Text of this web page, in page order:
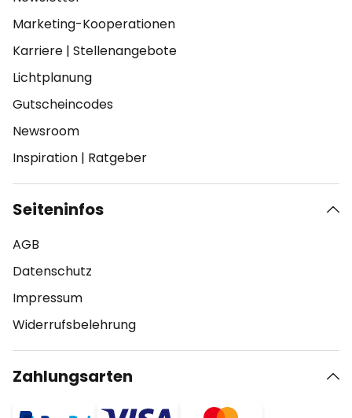
Marketing-Kooperationen
Karriere | Stellenangebote
Lichtplanung
Gutscheincodes
Newsroom
Inspiration | Ratgeber
Seiteninfos
AGB
Datenschutz
Impressum
Widerrufsbelehrung
Zahlungsarten